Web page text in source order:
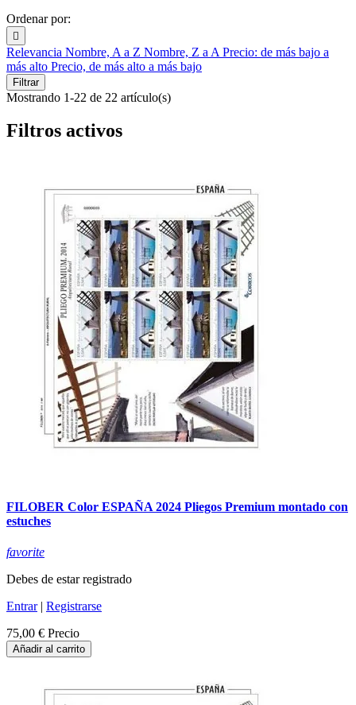
Ordenar por:

Relevancia Nombre, A a Z Nombre, Z a A Precio: de más bajo a
más alto Precio, de más alto a más bajo
Filtrar
Mostrando 1-22 de 22 artículo(s)
Filtros activos
FILOBER Color ESPAÑA 2024 Pliegos Premium montado con
estuches
favorite
Debes de estar registrado
Entrar| Registrarse
75,00 € Precio
Añadir al carrito